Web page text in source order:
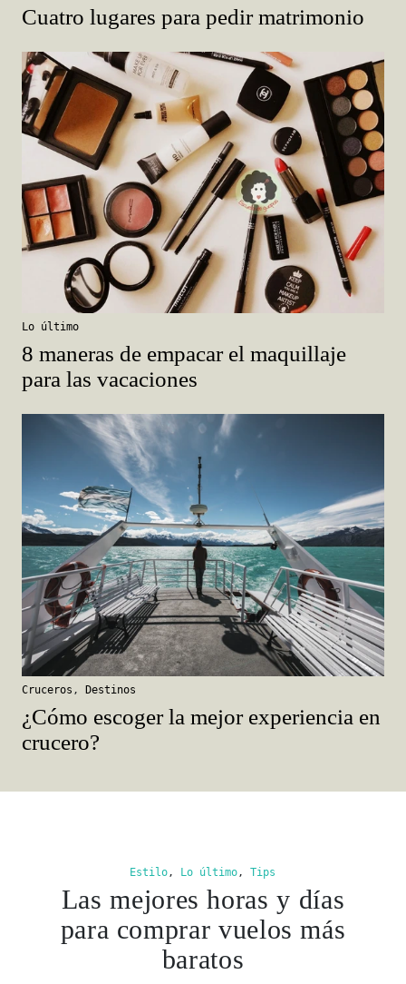
Cuatro lugares para pedir matrimonio
Lo último
8 maneras de empacar el maquillaje
para las vacaciones
Cruceros , Destinos
¿Cómo escoger la mejor experiencia en
crucero?
Estilo , Lo último ,Tips
Las mejores horas y días
para comprar vuelos más
baratos